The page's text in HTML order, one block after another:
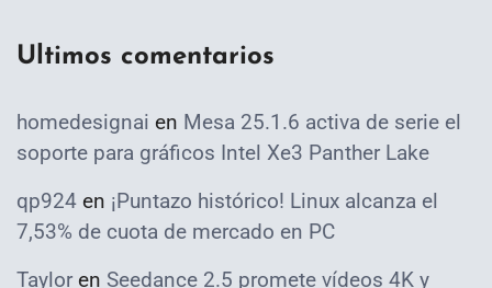
Ultimos comentarios
homedesignai en Mesa 25.1.6 activa de serie el
soporte para gráficos Intel Xe3 Panther Lake
qp924 en ¡Puntazo histórico! Linux alcanza el
7,53% de cuota de mercado en PC
Taylor en Seedance 2.5 promete vídeos 4K y